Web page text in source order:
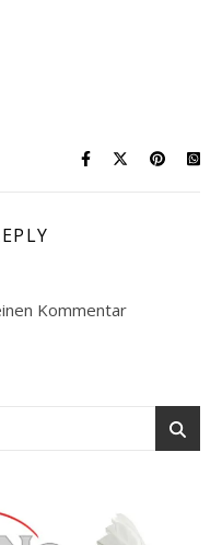
Kommentar